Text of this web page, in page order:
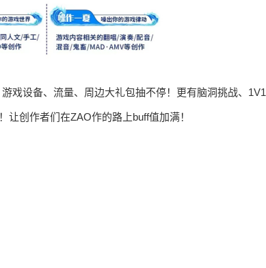
戏设备、流量、周边大礼包抽不停！更有脑洞挑战、1V1
让创作者们在ZAO作的路上buff值加满！